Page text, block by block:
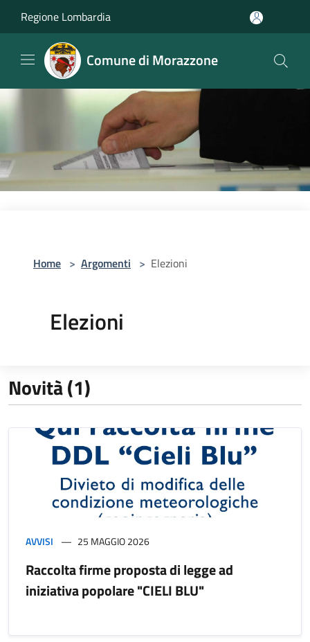
Regione Lombardia
Comune di Morazzone
Home > Argomenti > Elezioni
Elezioni
Novità (1)
AVVISI 25 MAGGIO 2026
Raccolta firme proposta di legge ad
iniziativa popolare "CIELI BLU"